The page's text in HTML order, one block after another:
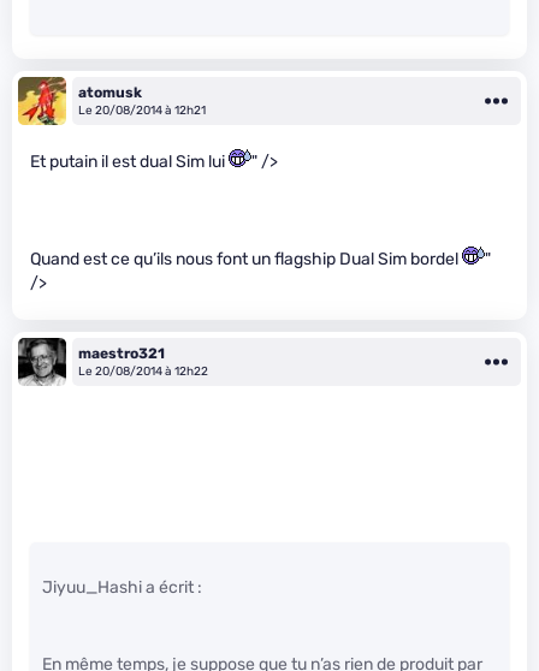
atomusk
Le 20/08/2014 à 12h21
Et putain il est dual Sim lui " />
Quand est ce qu’ils nous font un flagship Dual Sim bordel
"
/>
maestro321
Le 20/08/2014 à 12h22
Jiyuu_Hashi a écrit :
En même temps, je suppose que tu n’as rien de produit par